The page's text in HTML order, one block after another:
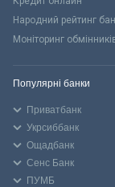
Народний рейтинг
Моніторинг
Популярні банки
Приватбанк
Укрсиббанк
Ощадбанк
Сенс Банк
ПУМБ